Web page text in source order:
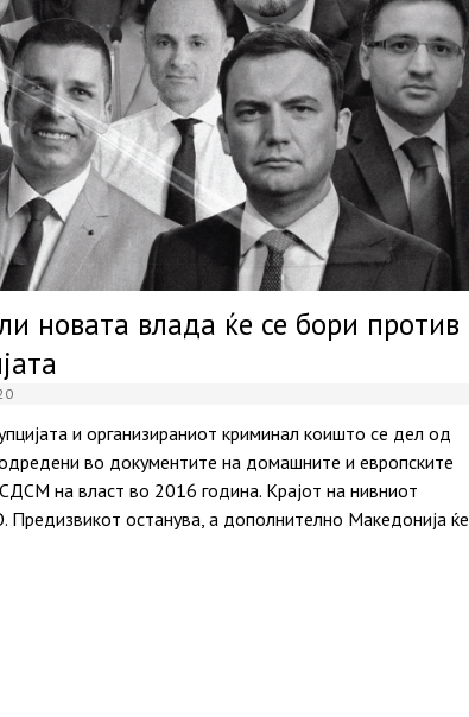
новата влада ќе се бори против
и организираниот криминал коишто се дел од
во документите на домашните и европските
на власт во 2016 година. Крајот на нивниот
останува, а дополнително Македонија ќе